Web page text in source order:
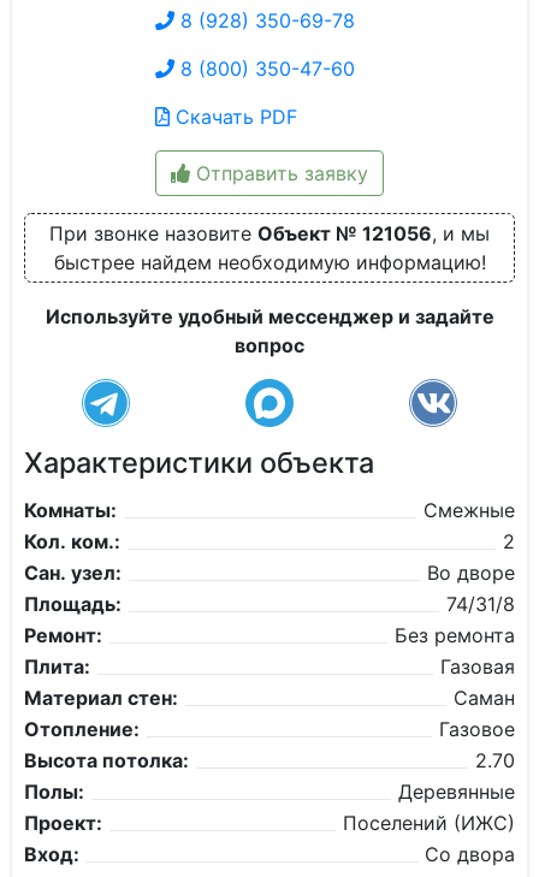
8 (928) 350-69-78
8 (800) 350-47-60
Скачать PDF
Отправить заявку
При звонке назовите Объект № 121056, и мы
быстрее найдем необходимую информацию!
Используйте удобный мессенджер и задайте
вопрос
Характеристики объекта
Комнаты:
Смежные
Кол. ком.:
2
Сан. узел:
Во дворе
Площадь:
74/31/8
Ремонт:
Без ремонта
Плита:
Газовая
Материал стен:
Саман
Отопление:
Газовое
Высота потолка:
2.70
Полы:
Деревянные
Проект:
Поселений (ИЖС)
Вход:
Со двора